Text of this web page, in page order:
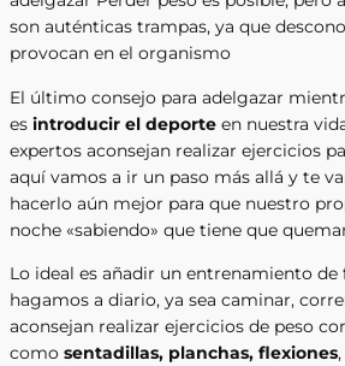
son auténticas trampas, ya que
provocan en el organismo
El último consejo para adelgazar
es introducir el deporte en nuestra
expertos aconsejan realizar ejercicios
aquí vamos a ir un paso más allá y te
hacerlo aún mejor para que nuestro
noche «sabiendo» que tiene que
Lo ideal es añadir un entrenamiento
hagamos a diario, ya sea caminar,
aconsejan realizar ejercicios de peso
como sentadillas, planchas, flexiones